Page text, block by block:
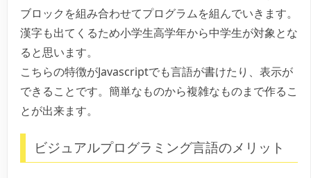
ブロックを組み合わせてプログラムを組んでいきます。
漢字も出てくるため小学生高学年から中学生が対象とな
ると思います。
こちらの特徴がJavascriptでも言語が書けたり、表示が
できることです。簡単なものから複雑なものまで作るこ
とが出来ます。
ビジュアルプログラミング言語のメリット